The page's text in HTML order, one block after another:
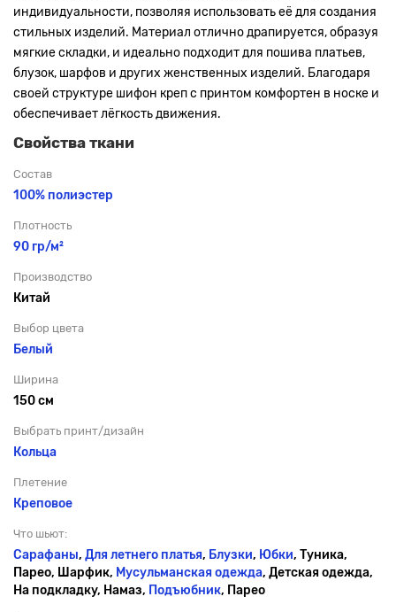
индивидуальности, позволяя использовать её для создания
стильных изделий. Материал отлично драпируется, образуя
мягкие складки, и идеально подходит для пошива платьев,
блузок, шарфов и других женственных изделий. Благодаря
своей структуре шифон креп с принтом комфортен в носке и
обеспечивает лёгкость движения.
Свойства ткани
Состав
100% полиэстер
Плотность
90 гр/м²
Производство
Китай
Выбор цвета
Белый
Ширина
150 см
Выбрать принт/дизайн
Кольца
Плетение
Креповое
Что шьют:
Сарафаны, Для летнего платья, Блузки, Юбки, Туника,
Парео, Шарфик, Мусульманская одежда, Детская одежда,
На подкладку, Намаз, Подъюбник, Парео